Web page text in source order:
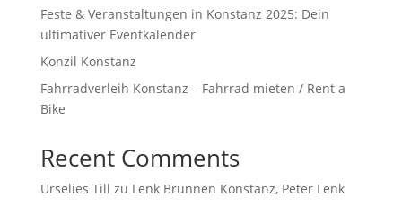
Feste & Veranstaltungen in Konstanz 2025: Dein
ultimativer Eventkalender
Konzil Konstanz
Fahrradverleih Konstanz – Fahrrad mieten / Rent a
Bike
Recent Comments
Urselies Till zu Lenk Brunnen Konstanz, Peter Lenk